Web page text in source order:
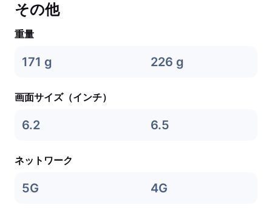
その他
重量
171 g 226 g
画面サイズ（インチ）
6.2 6.5
ネットワーク
5G 4G